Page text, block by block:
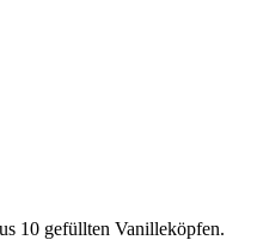
10 gefüllten Vanilleköpfen.